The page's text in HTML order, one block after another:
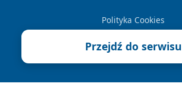
Polityka Cookies
Przejdź do serwisu